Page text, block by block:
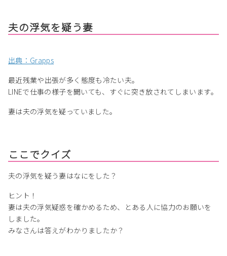
夫の浮気を疑う妻
出典：Grapps
最近残業や出張が多く態度も冷たい夫。
LINEで仕事の様子を聞いても、すぐに突き放されてしまいます。
妻は夫の浮気を疑っていました。
ここでクイズ
夫の浮気を疑う妻はなにをした？
ヒント！
妻は夫の浮気疑惑を確かめるため、とある人に協力のお願いを
しました。
みなさんは答えがわかりましたか？